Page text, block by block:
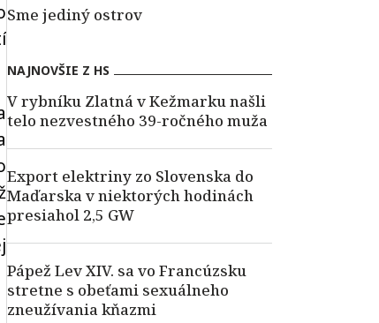
Sme jediný ostrov
NAJNOVŠIE Z HS
V rybníku Zlatná v Kežmarku našli
telo nezvestného 39-ročného muža
Export elektriny zo Slovenska do
Maďarska v niektorých hodinách
presiahol 2,5 GW
Pápež Lev XIV. sa vo Francúzsku
stretne s obeťami sexuálneho
zneužívania kňazmi